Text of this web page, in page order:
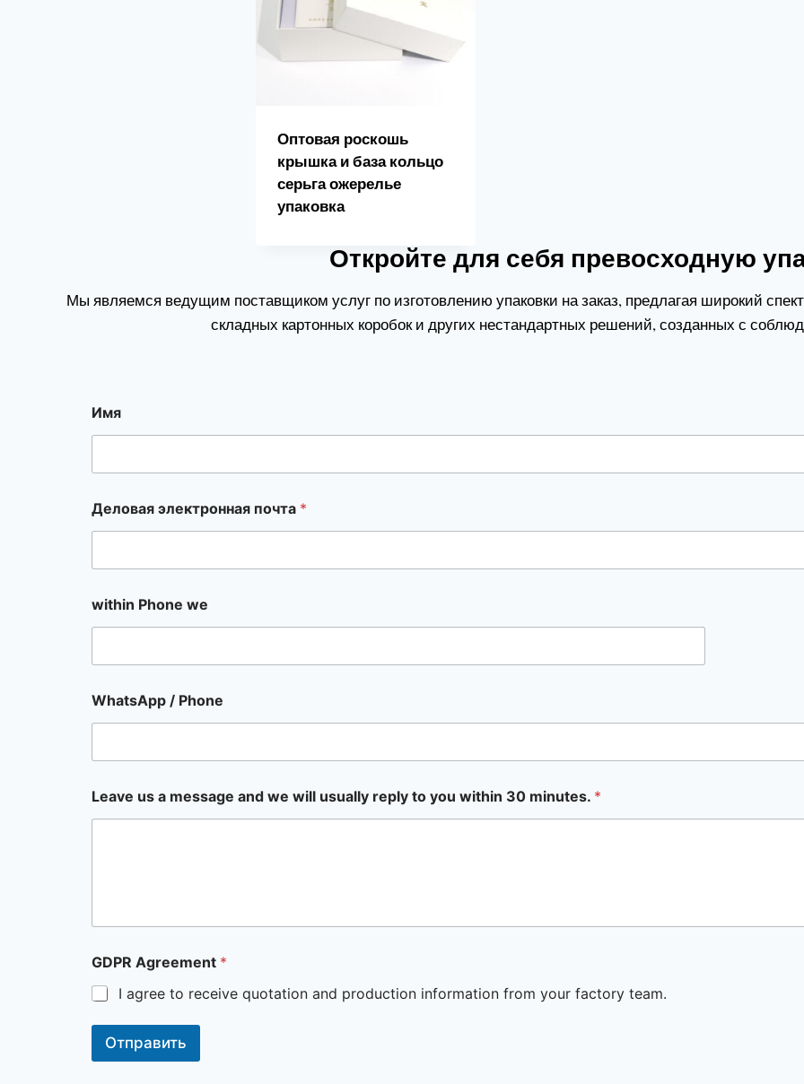
Оптовая роскошь
крышка и база кольцо
серьга ожерелье
упаковка
Откройте для себя превосходную
Мы являемся ведущим поставщиком услуг по изготовлению упаковки на заказ, предлагая широкий
складных картонных коробок и других нестандартных решений, созданных с
Имя
Деловая электронная почта *
within Phone we
WhatsApp / Phone
Leave us a message and we will usually reply to you within 30 minutes. *
GDPR Agreement *
I agree to receive quotation and production information from your factory team.
Отправить